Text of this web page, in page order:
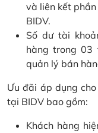
và liên kết
BIDV.
Số dư tài
hàng trong 03
quản lý bán
Ưu đãi áp dụng
tại BIDV bao gồm:
Khách hàng